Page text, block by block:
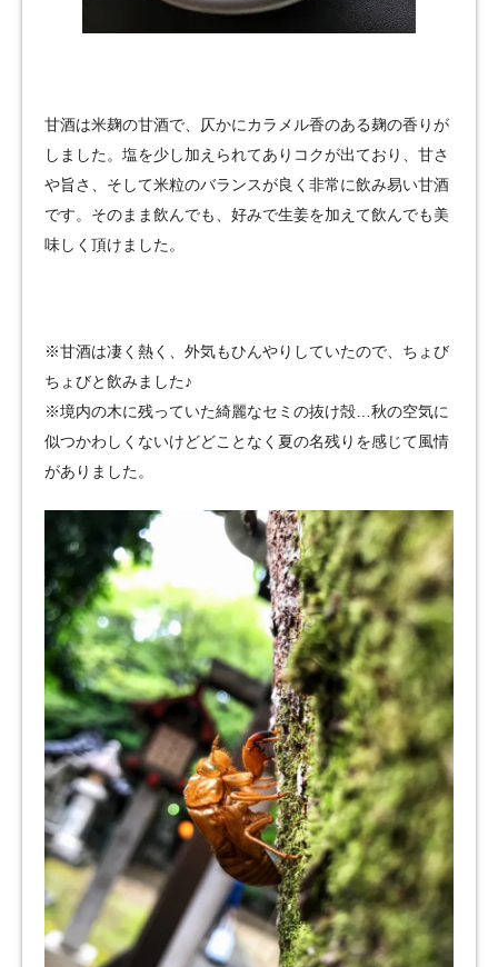
甘酒は米麹の甘酒で、仄かにカラメル香のある麹の香りが
しました。塩を少し加えられてありコクが出ており、甘さ
や旨さ、そして米粒のバランスが良く非常に飲み易い甘酒
です。そのまま飲んでも、好みで生姜を加えて飲んでも美
味しく頂けました。
※甘酒は凄く熱く、外気もひんやりしていたので、ちょび
ちょびと飲みました♪
※境内の木に残っていた綺麗なセミの抜け殻…秋の空気に
似つかわしくないけどどことなく夏の名残りを感じて風情
がありました。